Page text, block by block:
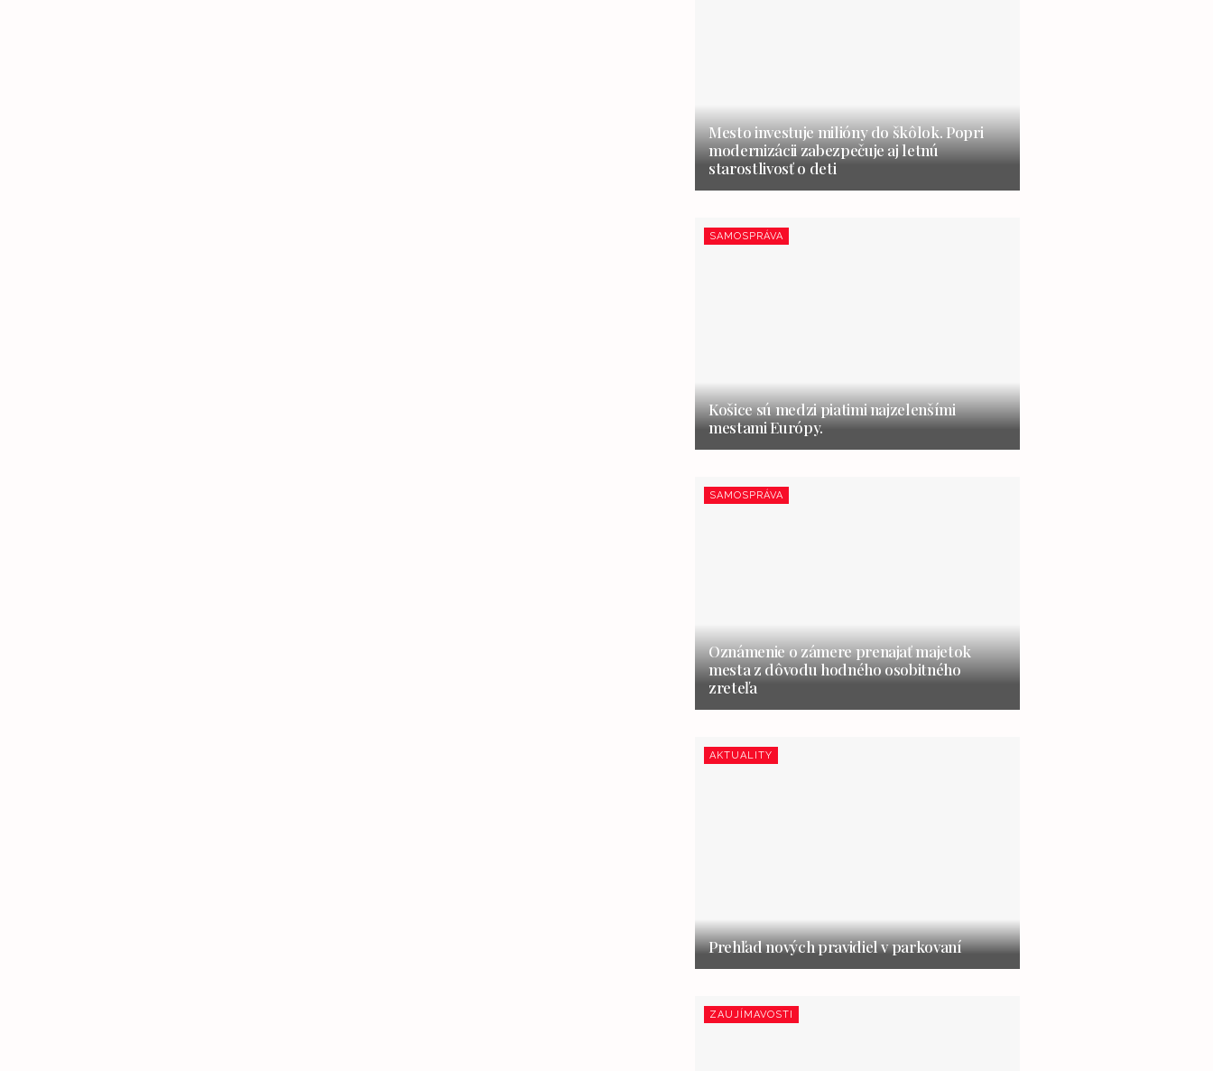
Mesto investuje milióny do škôlok. Popri
modernizácii zabezpečuje aj letnú
starostlivosť o deti
SAMOSPRÁVA
Košice sú medzi piatimi najzelenšími
mestami Európy.
SAMOSPRÁVA
Oznámenie o zámere prenajať majetok
mesta z dôvodu hodného osobitného
zreteľa
AKTUALITY
Prehľad nových pravidiel v parkovaní
ZAUJÍMAVOSTI